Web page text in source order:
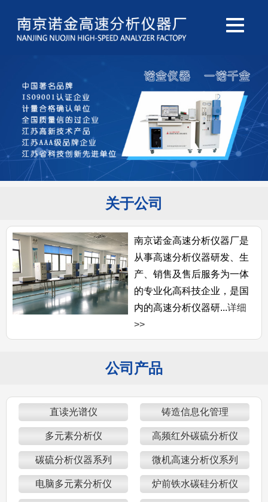
关于公司
南京诺金高速分析仪器厂是
从事高速分析仪器研发、生
产、销售及售后服务为一体
的专业化高科技企业，是国
内的高速分析仪器研...详细
>>
公司产品
直读光谱仪 铸造信息化管理
多元素分析仪 高频红外碳硫分析仪
碳硫分析仪器系列 微机高速分析仪系列
电脑多元素分析仪 炉前铁水碳硅分析仪